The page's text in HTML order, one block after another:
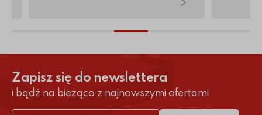
Zapisz się do newslettera
i bądź na bieżąco z najnowszymi ofertami